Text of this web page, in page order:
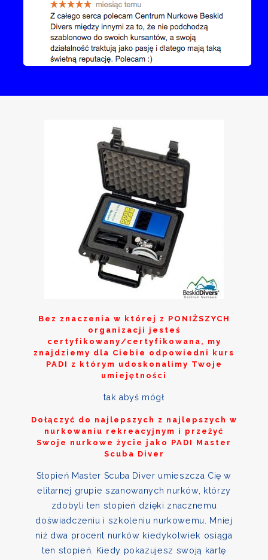
Bez znaczenia w której z PONIŻSZYCH
organizacji jesteś
certyfikowany/certyfikowana, my
znajdziemy dla Ciebie odpowiedni kurs
PADI z którym udoskonalimy Twoje
umiejętności
tak abyś mógł
Dołączyć do najlepszych z najlepszych w
nurkowaniu rekreacyjnym i przeżyć
Swoje nurkowe życie jako PADI Master
Scuba Diver
Stopień Master Scuba Diver umieszcza Cię w
elitarnej grupie szanowanych nurków, którzy
zdobyli ten stopień dzięki znacznemu
doświadczeniu i szkoleniu nurkowemu. Mniej
niż dwa procent nurków kiedykolwiek osiąga
ten stopień. Kiedy pokazujesz swoją kartę